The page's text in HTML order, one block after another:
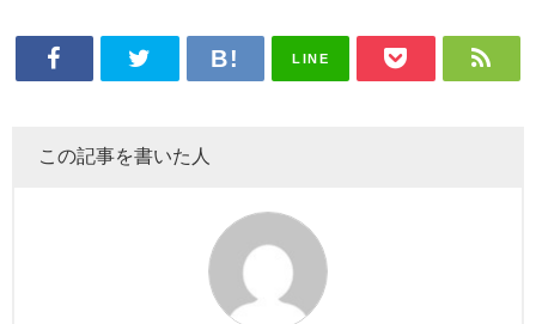
LINE
この記事を書いた人